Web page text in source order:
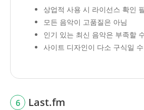
상업적 사용 시 라이선스 확인
모든 음악이 고품질은 아님
인기 있는 최신 음악은 부족할
사이트 디자인이 다소 구식일
6 Last.fm